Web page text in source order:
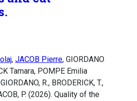
, JACOB Pierre, GIORDANO
Tamara, POMPE Emilia
R., BRODERICK, T.,
P. (2026). Quality of the